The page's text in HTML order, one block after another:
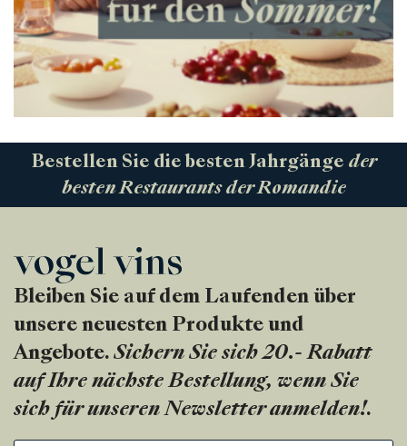
Bestellen Sie die besten Jahrgänge der
besten Restaurants der Romandie
Bleiben Sie auf dem Laufenden über
unsere neuesten Produkte und
Angebote. Sichern Sie sich 20.- Rabatt
auf Ihre nächste Bestellung, wenn Sie
sich für unseren Newsletter anmelden!.